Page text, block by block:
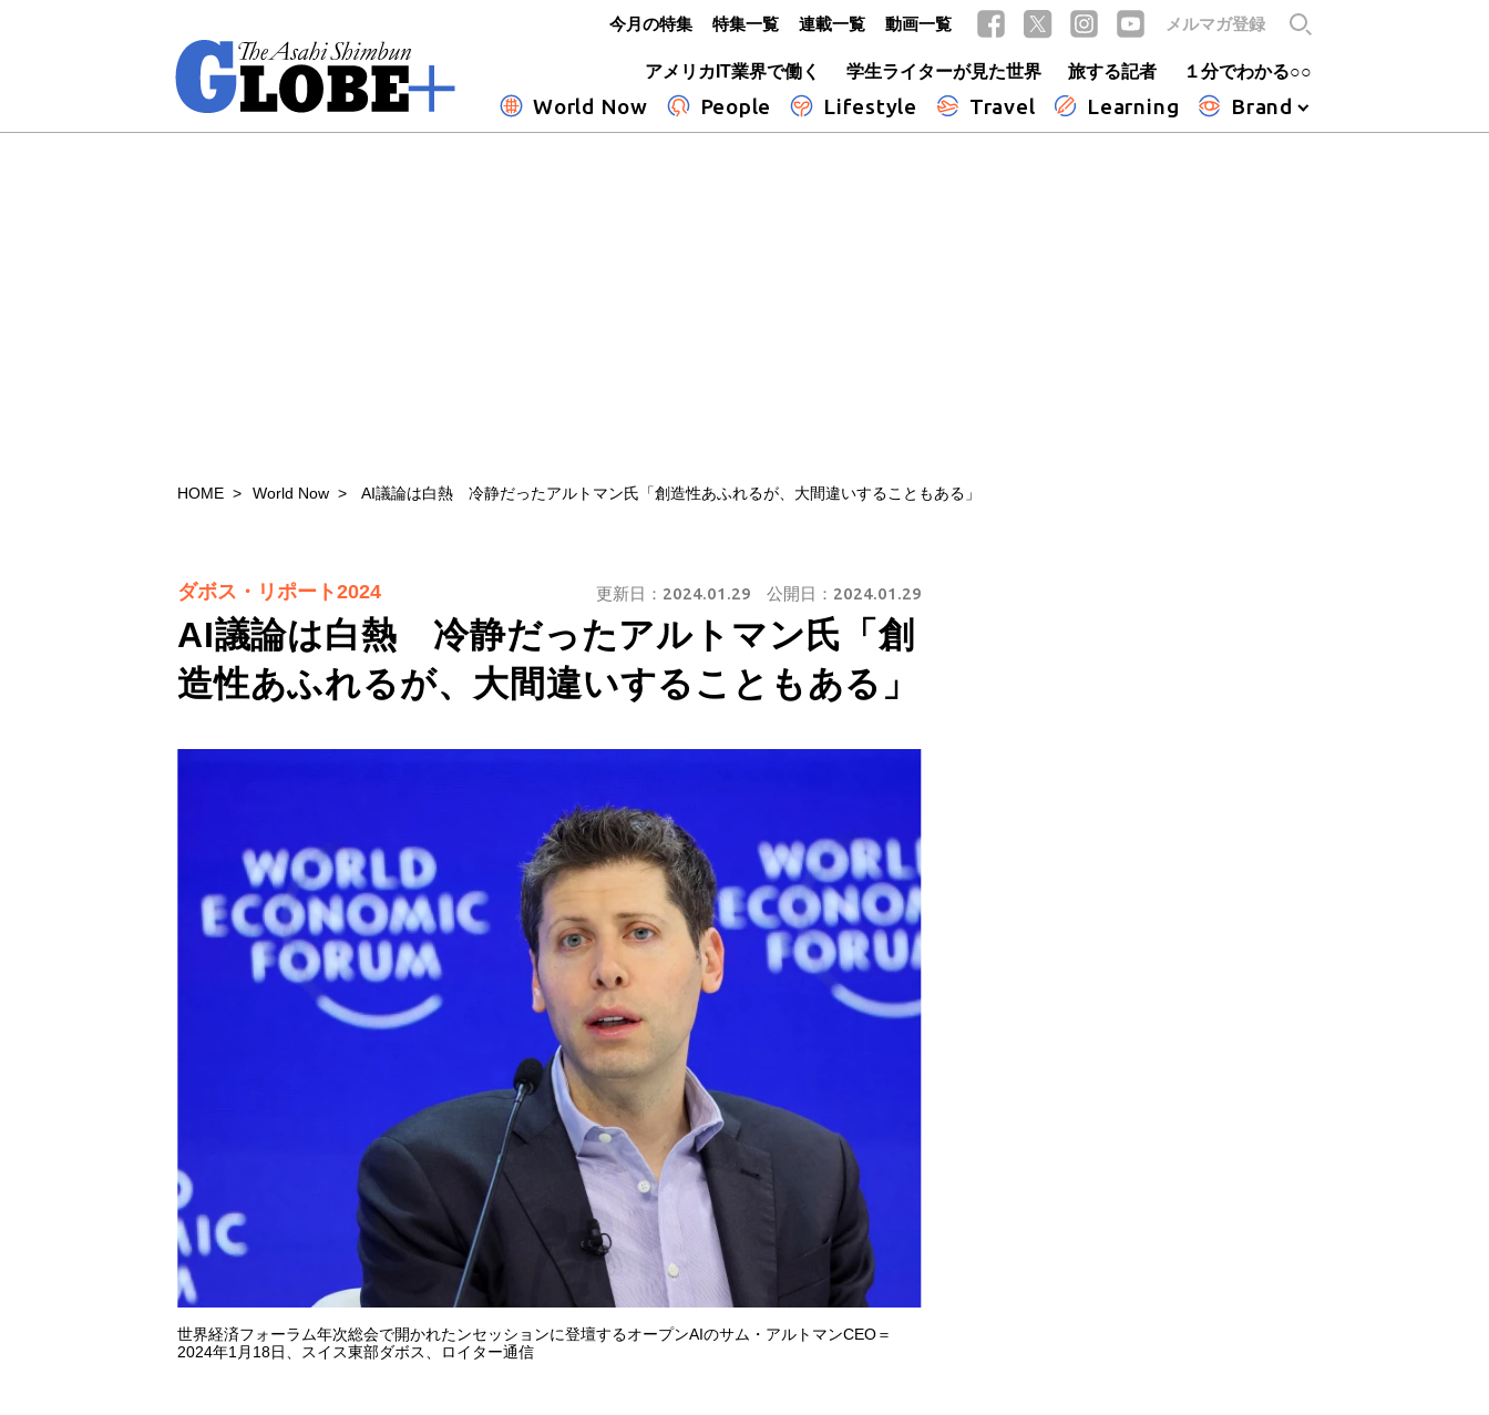
アメリカIT業界で働く
学生ライターが見た世界 旅する記者 １分でわかる○○
World Now People Lifestyle Travel Learning Brand
今月の特集 特集一覧 連載一覧 動画一覧 メルマガ登録
HOME World Now AI議論は白熱 冷静だったアルトマン氏「創造性あふれるが、大間違いすることもある」
AI議論は白熱 冷静だったアルトマン氏「創
造性あふれるが、大間違いすることもある」
ダボス・リポート2024 更新日： 2024.01.29 公開日： 2024.01.29
世界経済フォーラム年次総会で開かれたンセッションに登壇するオープンAIのサム・アルトマンCEO＝
2024年1月18日、スイス東部ダボス、ロイター通信